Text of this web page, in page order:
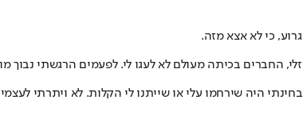
כי לא אצא מזה.
החברים בכיתה מעולם לא לעגו לי. לפעמים הרגשתי נבוך
היה שירחמו עלי או שייתנו לי הקלות. לא ויתרתי